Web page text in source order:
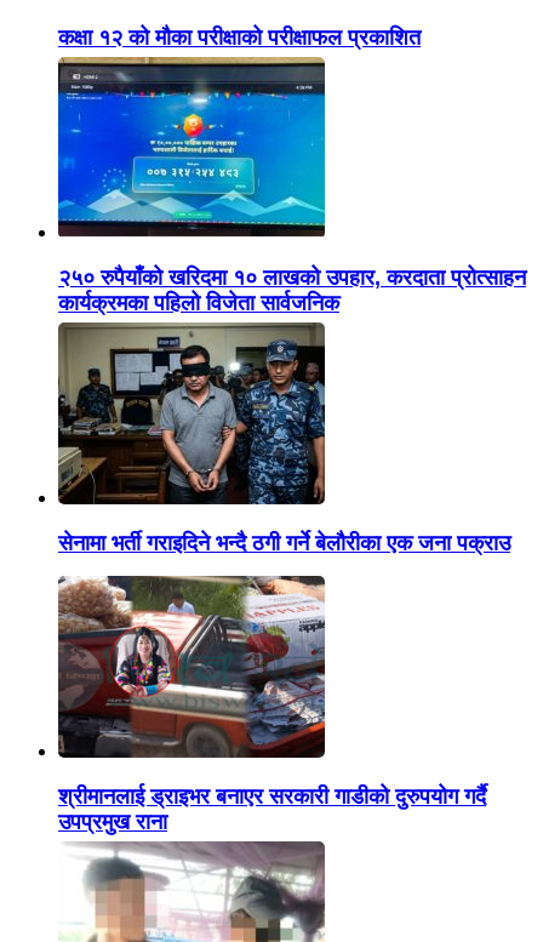
कक्षा १२ को मौका परीक्षाको परीक्षाफल प्रकाशित
२५० रुपैयाँको खरिदमा १० लाखको उपहार, करदाता प्रोत्साहन
कार्यक्रमका पहिलो विजेता सार्वजनिक
सेनामा भर्ती गराइदिने भन्दै ठगी गर्ने बेलौरीका एक जना पक्राउ
श्रीमानलाई ड्राइभर बनाएर सरकारी गाडीको दुरुपयोग गर्दै
उपप्रमुख राना